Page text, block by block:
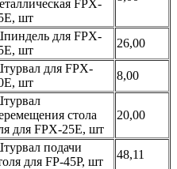
FPX-
шт
для FPX-
шт
26,00
для FPX-
шт
8,00
стола
для FPX-25E, шт
20,00
подачи
для FP-45P, шт
48,11